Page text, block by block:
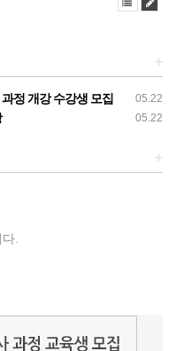
+
05.22
정 개강 수강생 모집
05.22
+
.